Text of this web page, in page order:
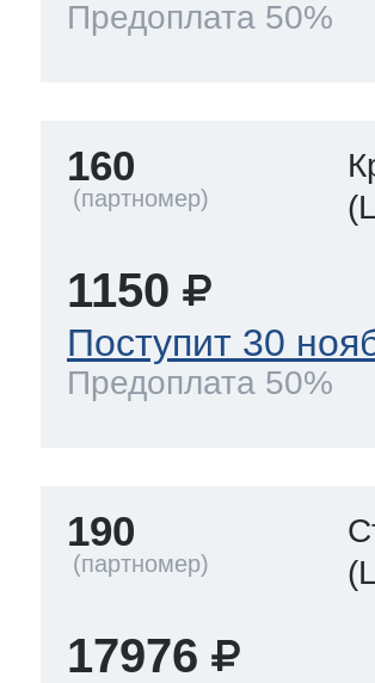
Предоплата 50%
160
1150
Поступит 30
Предоплата 50%
190
17976